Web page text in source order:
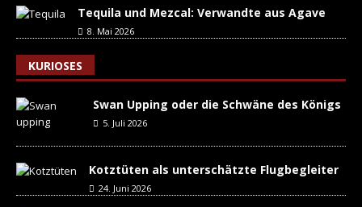
Tequila und Mezcal: Verwandte aus Agave
8. Mai 2026
KURIOSES
Swan Upping oder die Schwäne des Königs
5. Juli 2026
Kotztüten als unterschätzte Flugbegleiter
24. Juni 2026